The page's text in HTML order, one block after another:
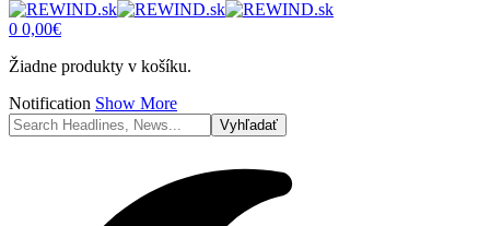
0 0,00€
Žiadne produkty v košíku.
Notification Show More